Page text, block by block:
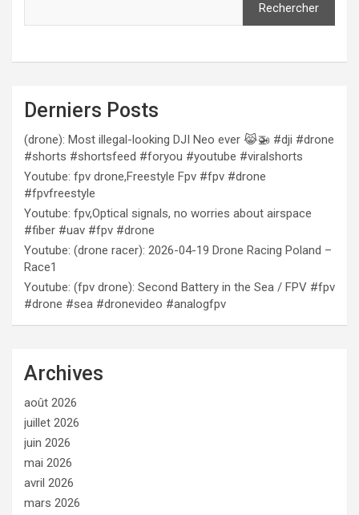
Rechercher
Derniers Posts
(drone): Most illegal-looking DJI Neo ever 😹🚁 #dji #drone
#shorts #shortsfeed #foryou #youtube #viralshorts
Youtube: fpv drone,Freestyle Fpv #fpv #drone
#fpvfreestyle
Youtube: fpv,Optical signals, no worries about airspace
#fiber #uav #fpv #drone
Youtube: (drone racer): 2026-04-19 Drone Racing Poland –
Race1
Youtube: (fpv drone): Second Battery in the Sea / FPV #fpv
#drone #sea #dronevideo #analogfpv
Archives
août 2026
juillet 2026
juin 2026
mai 2026
avril 2026
mars 2026